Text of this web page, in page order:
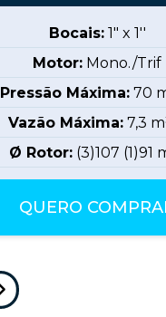
Bocais: 1" x 1''
Motor: Mono./Trif
Pressão Máxima: 70
Vazão Máxima: 7,3
Ø Rotor: (3)107 (1)91
QUERO